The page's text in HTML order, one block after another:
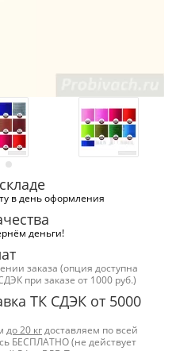
в день оформления
деньги!
заказа (опция доступна
при заказе от 1000 руб.)
ТК СДЭК от 5000
до 20 кг доставляем по всей
БЕСПЛАТНО (не действует